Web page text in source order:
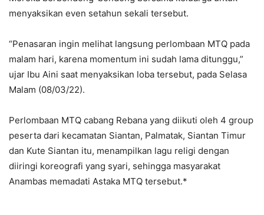
menyaksikan even setahun sekali tersebut.
“Penasaran ingin melihat langsung perlombaan MTQ pada
malam hari, karena momentum ini sudah lama ditunggu,”
ujar Ibu Aini saat menyaksikan loba tersebut, pada Selasa
Malam (08/03/22).
Perlombaan MTQ cabang Rebana yang diikuti oleh 4 group
peserta dari kecamatan Siantan, Palmatak, Siantan Timur
dan Kute Siantan itu, menampilkan lagu religi dengan
diiringi koreografi yang syari, sehingga masyarakat
Anambas memadati Astaka MTQ tersebut.*